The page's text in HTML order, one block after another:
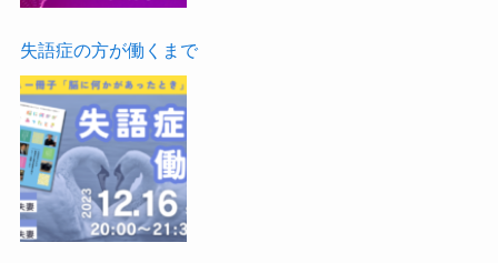
失語症の方が働くまで